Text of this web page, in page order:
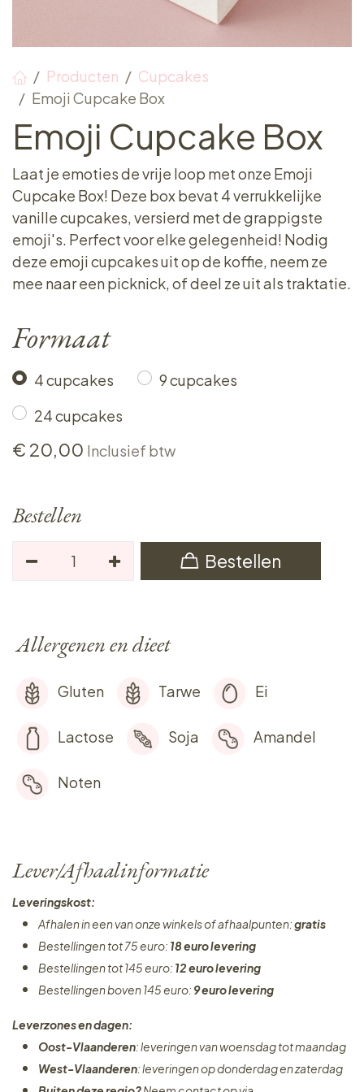
Producten
Cupcakes
Emoji Cupcake Box
Emoji Cupcake Box
Laat je emoties de vrije loop met onze Emoji
Cupcake Box! Deze box bevat 4 verrukkelijke
vanille cupcakes, versierd met de grappigste
emoji's. Perfect voor elke gelegenheid! Nodig
deze emoji cupcakes uit op de koffie, neem ze
mee naar een picknick, of deel ze uit als traktatie.
Formaat
4 cupcakes
9 cupcakes
24 cupcakes
€ 20,00 Inclusief btw
Bestellen
Bestellen
Allergenen en dieet
Gluten Tarwe Ei
Lactose Soja Amandel
Noten
Lever/Afhaalinformatie
Leveringskost:
Afhalen in een van onze winkels of afhaalpunten:gratis
Bestellingen tot 75 euro: 18 euro levering
Bestellingen tot 145 euro: 12 euro levering
Bestellingen boven 145 euro: 9 euro levering
Leverzones en dagen:
Oost-Vlaanderen: leveringen van woensdag tot maandag
West-Vlaanderen: leveringen op donderdag en zaterdag